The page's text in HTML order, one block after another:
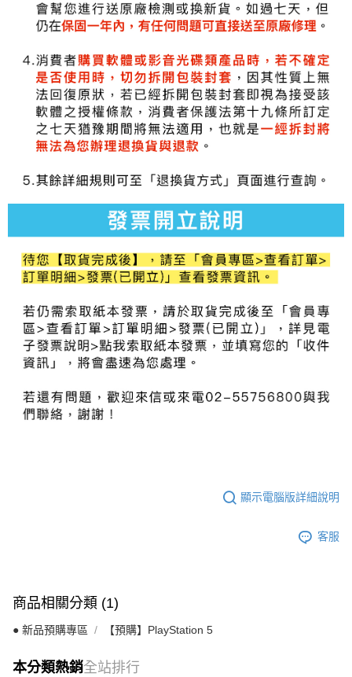
顯示電腦版詳細說明
客服
商品相關分類 (1)
● 新品預購專區 【預購】PlayStation 5
本分類熱銷全站排行